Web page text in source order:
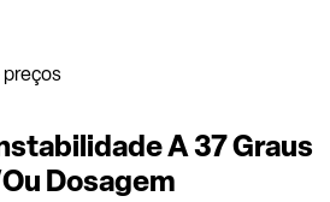
preços
A 37 Graus
Dosagem